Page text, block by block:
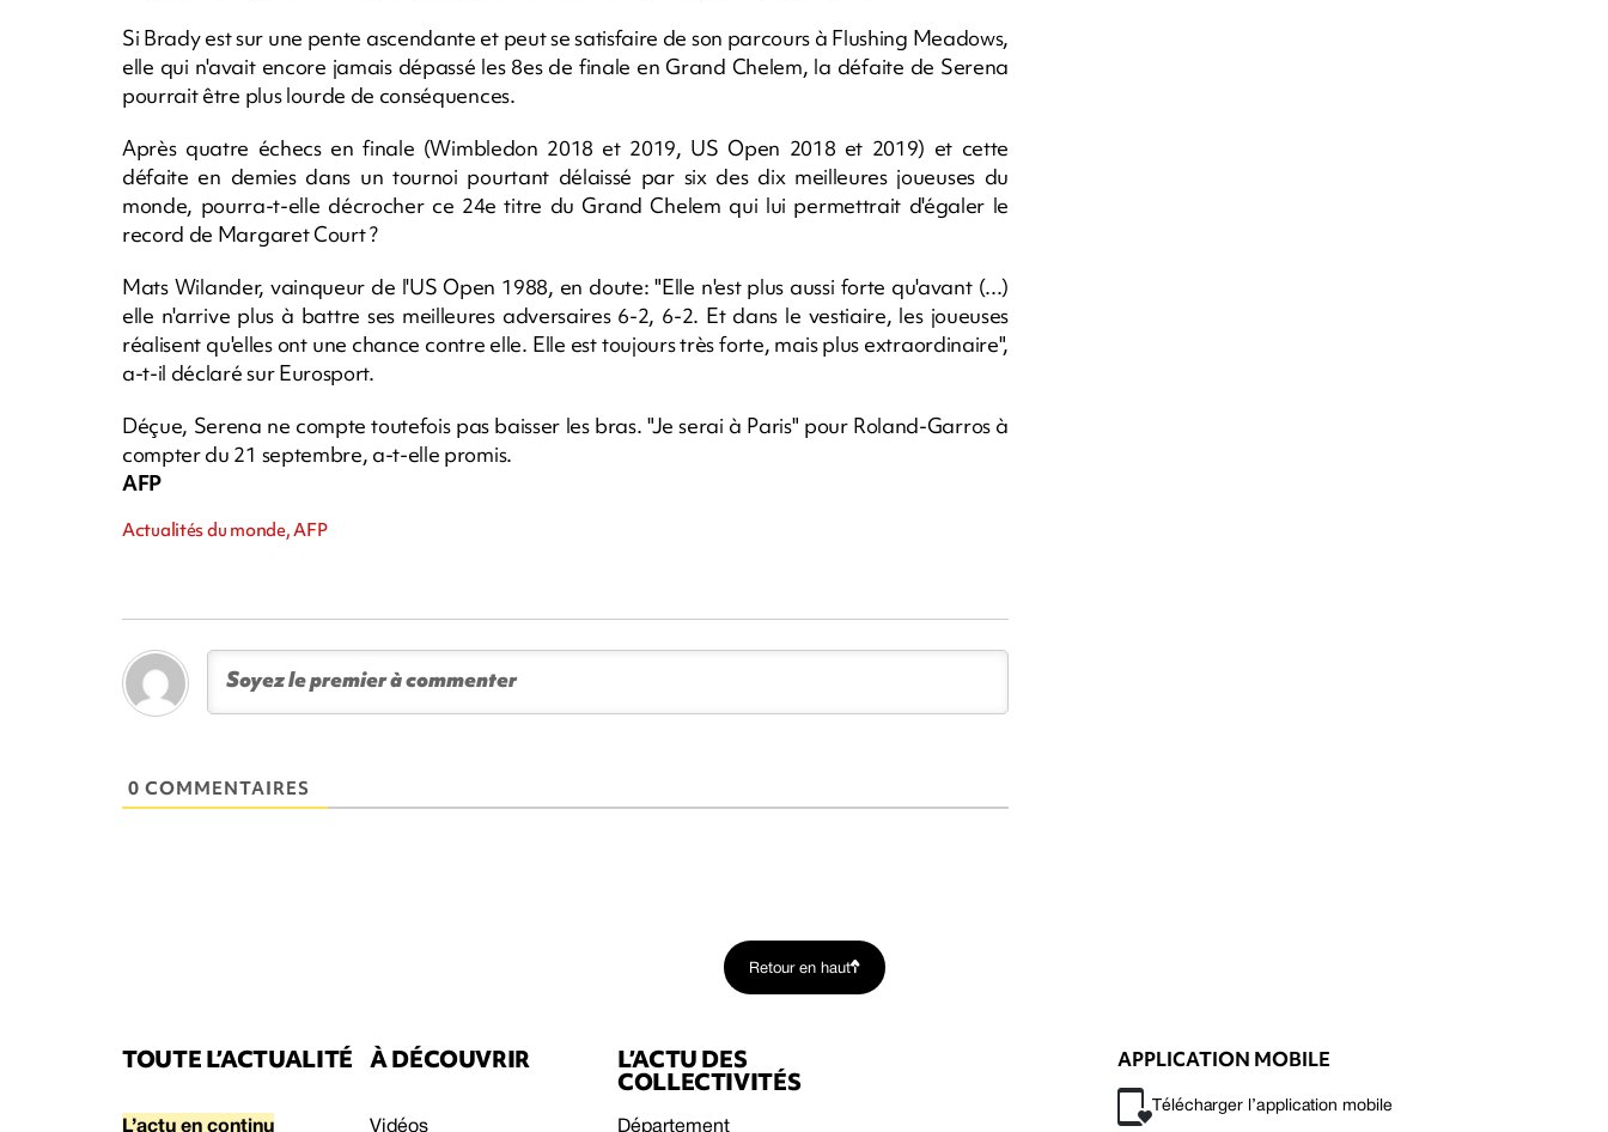
Si Brady est sur une pente ascendante et peut se satisfaire de son parcours à Flushing Meadows,
elle qui n'avait encore jamais dépassé les 8es de finale en Grand Chelem, la défaite de Serena
pourrait être plus lourde de conséquences.
Après quatre échecs en finale (Wimbledon 2018 et 2019, US Open 2018 et 2019) et cette
défaite en demies dans un tournoi pourtant délaissé par six des dix meilleures joueuses du
monde, pourra-t-elle décrocher ce 24e titre du Grand Chelem qui lui permettrait d'égaler le
record de Margaret Court ?
Mats Wilander, vainqueur de l'US Open 1988, en doute: "Elle n'est plus aussi forte qu'avant (...)
elle n'arrive plus à battre ses meilleures adversaires 6-2, 6-2. Et dans le vestiaire, les joueuses
réalisent qu'elles ont une chance contre elle. Elle est toujours très forte, mais plus extraordinaire",
a-t-il déclaré sur Eurosport.
Déçue, Serena ne compte toutefois pas baisser les bras. "Je serai à Paris" pour Roland-Garros à
compter du 21 septembre, a-t-elle promis.
AFP
Actualités du monde, AFP
0 COMMENTAIRES
Retour en haut
TOUTE L’ACTUALITÉ
L’actu en continu
À DÉCOUVRIR
Vidéos
L’ACTU DES
COLLECTIVITÉS
Département
APPLICATION MOBILE
Télécharger l’application mobile